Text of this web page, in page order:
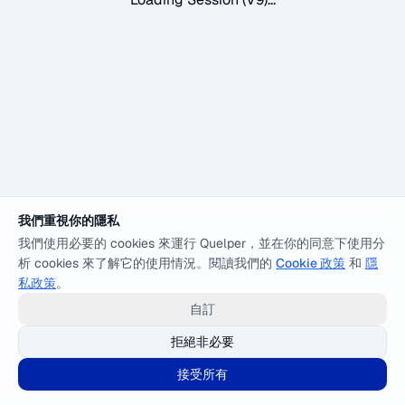
我們重視你的隱私
我們使用必要的 cookies 來運行 Quelper，並在你的同意下使用分
析 cookies 來了解它的使用情況。閱讀我們的 Cookie 政策 和 隱
私政策。
自訂
拒絕非必要
接受所有